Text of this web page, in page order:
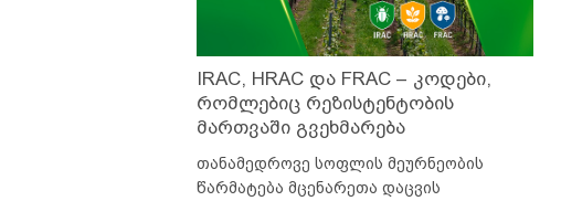
IRAC, HRAC და FRAC – კოდები,
რომლებიც რეზისტენტობის
მართვაში გვეხმარება
თანამედროვე სოფლის მეურნეობის
წარმატება მცენარეთა დაცვის